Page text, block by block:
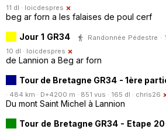
11 dl · loicdespres
beg ar forn a les falaises de poul cerf
Jour 1 GR34
Randonnée Pédestre ·
10 dl · loicdespres
de Lannion a Beg ar forn
Tour de Bretagne GR34 - 1ère
· 484 km · D+4200 m · 851 vus · 165 dl · chris26
Du mont Saint Michel à Lannion
Tour de Bretagne GR34 - Etape 20